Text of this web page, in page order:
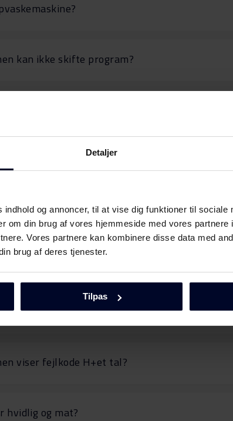
Detaljer
og annoncer, til at vise dig funktioner til sociale
om din brug af vores hjemmeside med vores partnere
Vores partnere kan kombinere disse data med
brug af deres tjenester.
Tilpas
kan ikke skifte program?
pumper kun ud og går så i stå?
skummer meget?
står og brummer?
viser fejlkode E01?
viser fejlkode H+et tal?
hvidlig og mat?